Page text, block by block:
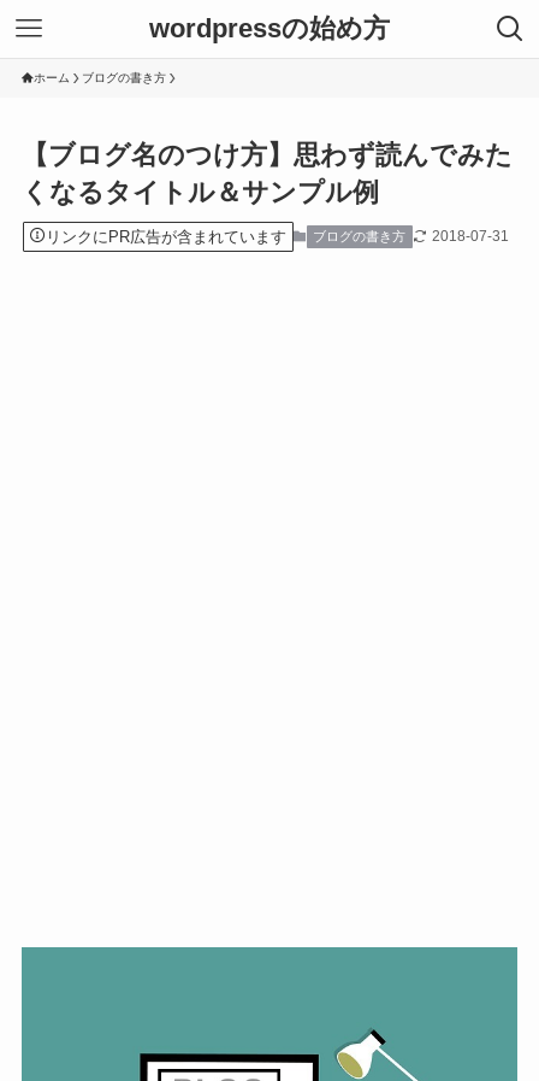
wordpressの始め方
ホーム ブログの書き方
【ブログ名のつけ方】思わず読んでみた
くなるタイトル＆サンプル例
リンクにPR広告が含まれています ブログの書き方 2018-07-31